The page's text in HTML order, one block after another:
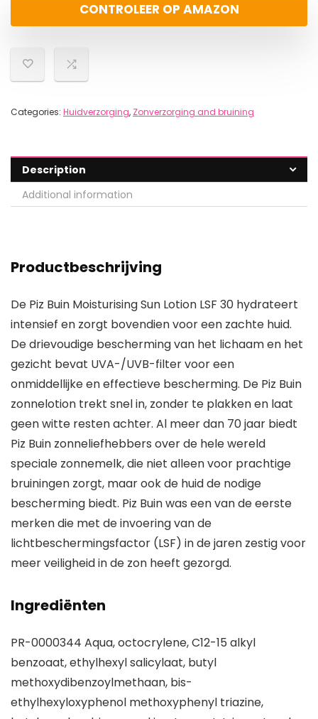
CONTROLEER OP AMAZON
Categories: Huidverzorging, Zonverzorging and bruining
Description
Additional information
Productbeschrijving
De Piz Buin Moisturising Sun Lotion LSF 30 hydrateert
intensief en zorgt bovendien voor een zachte huid.
De drievoudige bescherming van het lichaam en het
gezicht bevat UVA-/UVB-filter voor een
onmiddellijke en effectieve bescherming. De Piz Buin
zonnelotion trekt snel in, zonder te plakken en laat
geen witte resten achter. Al meer dan 70 jaar biedt
Piz Buin zonneliefhebbers over de hele wereld
speciale zonnemelk, die niet alleen voor prachtige
bruiningen zorgt, maar ook de huid de nodige
bescherming biedt. Piz Buin was een van de eerste
merken die met de invoering van de
lichtbeschermingsfactor (LSF) in de jaren zestig voor
meer veiligheid in de zon heeft gezorgd.
Ingrediënten
PR-0000344 Aqua, octocrylene, C12-15 alkyl
benzoaat, ethylhexyl salicylaat, butyl
methoxydibenzoylmethaan, bis-
ethylhexyloxyphenol methoxyphenyl triazine,